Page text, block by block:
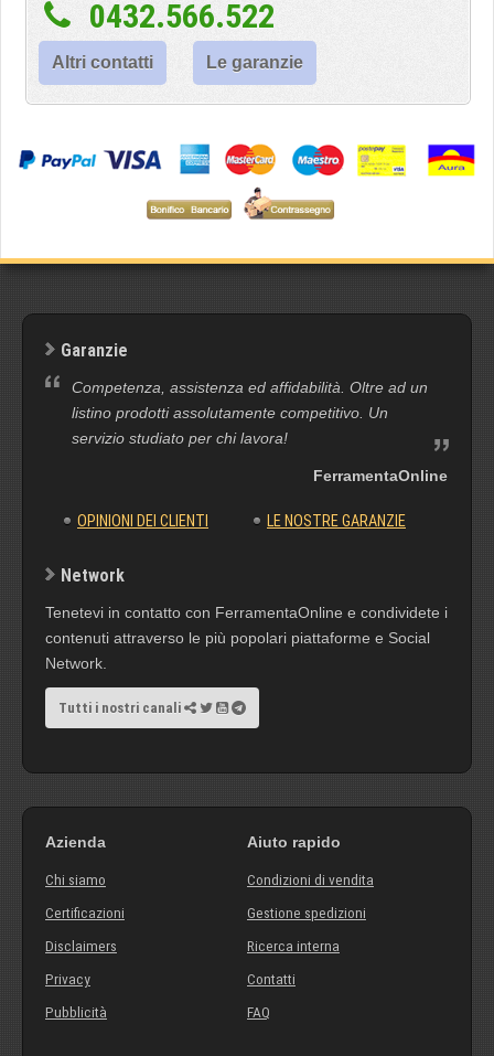
0432.566.522
Altri contatti Le garanzie
Garanzie
Competenza, assistenza ed affidabilità. Oltre ad un
listino prodotti assolutamente competitivo. Un
servizio studiato per chi lavora!
FerramentaOnline
OPINIONI DEI CLIENTI LE NOSTRE GARANZIE
Network
Tenetevi in contatto con FerramentaOnline e condividete i
contenuti attraverso le più popolari piattaforme e Social
Network.
Tutti i nostri canali
Azienda
Chi siamo
Certificazioni
Disclaimers
Privacy
Pubblicità
Aiuto rapido
Condizioni di vendita
Gestione spedizioni
Ricerca interna
Contatti
FAQ